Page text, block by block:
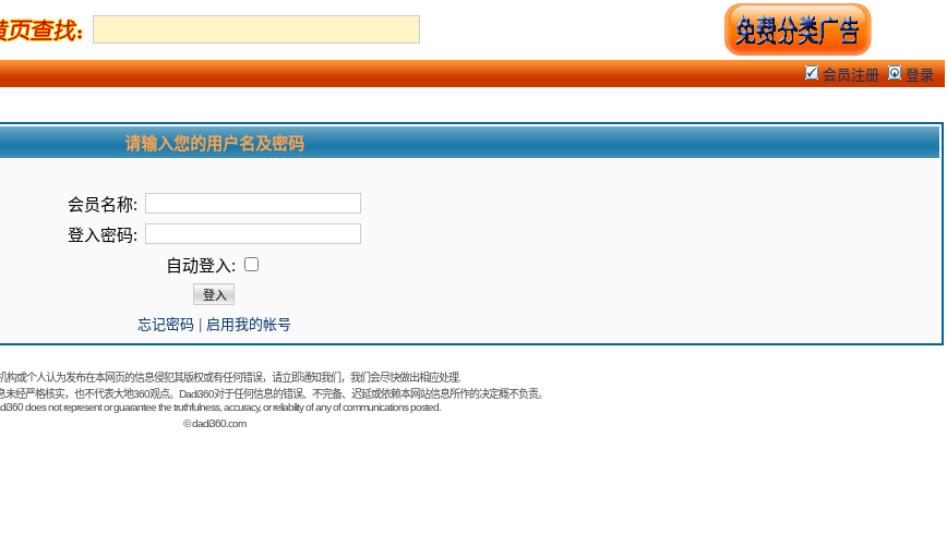
会员注册 登录
请输入您的用户名及密码
会员名称:
登入密码:
自动登入:
忘记密码| 启用我的帐号
构或个人认为发布在本网页的信息侵犯其版权或有任何错误，请立即通知我们，我们会尽快做出相应处理.
经严格核实，也不代表大地360观点。Dadi360对于任何信息的错误、不完备、迟延或依赖本网站信息所作的决定概不负责。
does not represent or guarantee the truthfulness, accuracy, or reliability of any of communications posted.
©dadi360.com